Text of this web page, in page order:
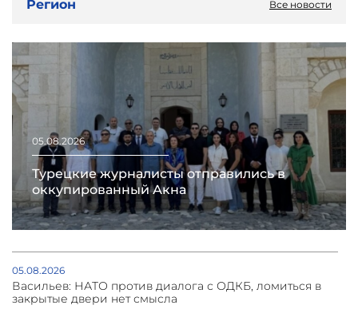
Регион Все новости
05.08.2026
Турецкие журналисты отправились в
оккупированный Акна
05.08.2026
Васильев: НАТО против диалога с ОДКБ, ломиться в
закрытые двери нет смысла